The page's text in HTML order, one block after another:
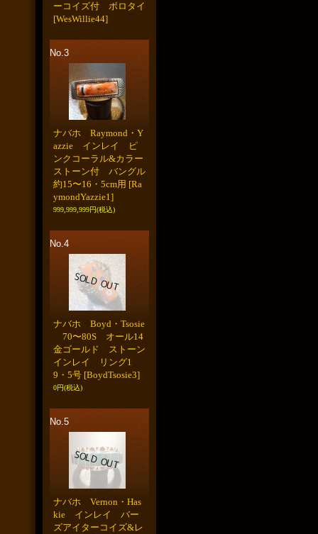
ーコイズ付 ボロタイ
[WesWillie44]
No.3
ナバホ Raymond・Y
azzie インレイ ピ
ンクコーラル&カラー
ストーン付 バングル
約15〜16・5cm用 [Ra
ymondYazzie1]
999,999,999円(税込)
No.4
ナバホ Boyd・Tsosie
70〜80S オール14
金ゴールド ストーン
インレイ リング1
9・5号 [BoydTsosie3]
0円(税込)
No.5
ナバホ Vernon・Has
kie インレイ バー
ズアイターコイズ&レ